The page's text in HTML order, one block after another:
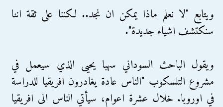
ويتابع "لا نعلم ماذا يمكن ان نجد.. لكننا على ثقة اننا
سنكتشف اشياء جديدة".
ويقول الباحث السوداني سهبا يحيى الذي سيعمل في
مشروع التلسكوب "الناس عادة يغادرون افريقيا للدراسة
في اوروبا. خلال عشرة اعوام، سيأتي الناس الى افريقيا